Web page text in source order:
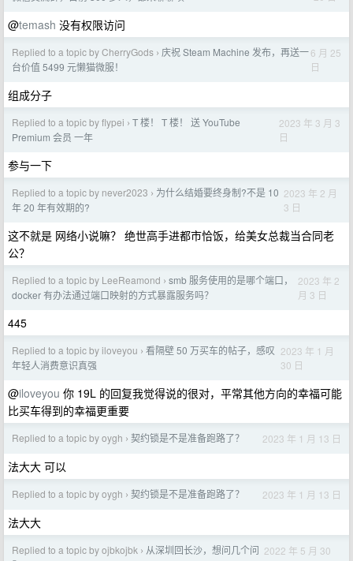
@temash 没有权限访问
Replied to a topic by CherryGods › 庆祝 Steam Machine 发布，再送一
台价值 5499 元懒猫微服！
6 月 25
日
组成分子
Replied to a topic by flypei › T 楼！ T 楼！ 送 YouTube
Premium 会员 一年
2023 年 3 月 3
日
参与一下
Replied to a topic by never2023 › 为什么结婚要终身制?不是 10
年 20 年有效期的?
2023 年 2 月
3 日
这不就是 网络小说嘛？ 绝世高手进都市恰饭，给美女总裁当合同老
公？
Replied to a topic by LeeReamond › smb 服务使用的是哪个端口，
docker 有办法通过端口映射的方式暴露服务吗？
2023 年 2
月 3 日
445
Replied to a topic by iloveyou › 看隔壁 50 万买车的帖子，感叹
年轻人消费意识真强
2023 年 1 月
30 日
@iloveyou 你 19L 的回复我觉得说的很对，平常其他方向的幸福可能
比买车得到的幸福更重要
Replied to a topic by oygh › 契约锁是不是准备跑路了？ 2023 年 1 月 13 日
法大大 可以
Replied to a topic by oygh › 契约锁是不是准备跑路了？ 2023 年 1 月 13 日
法大大
Replied to a topic by ojbkojbk › 从深圳回长沙，想问几个问 2022 年 5 月 30